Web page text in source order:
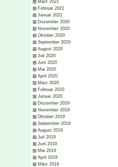
März 2021
Februar 2021
Januar 2021
Dezember 2020
November 2020
Oktober 2020
September 2020
August 2020
Juli 2020
Juni 2020
Mai 2020
April 2020
März 2020
Februar 2020
Januar 2020
Dezember 2019
November 2019
Oktober 2019
September 2019
August 2019
Juli 2019
Juni 2019
Mai 2019
April 2019
März 2019